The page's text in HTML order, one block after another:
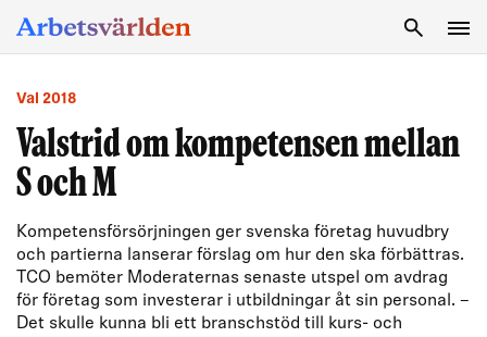
Val 2018
Valstrid om kompetensen mellan
S och M
Kompetensförsörjningen ger svenska företag huvudbry
och partierna lanserar förslag om hur den ska förbättras.
TCO bemöter Moderaternas senaste utspel om avdrag
för företag som investerar i utbildningar åt sin personal. –
Det skulle kunna bli ett branschstöd till kurs- och